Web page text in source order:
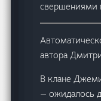
свершениями
автора
В клане
— ожидалось